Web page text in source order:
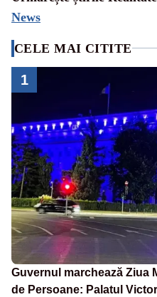
News
CELE MAI CITITE
1
Guvernul marchează Ziua
de Persoane: Palatul